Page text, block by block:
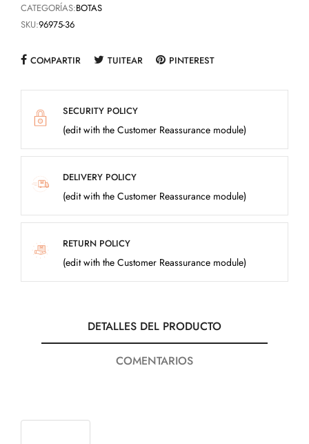
CATEGORÍAS:BOTAS
SKU:96975-36
COMPARTIR TUITEAR PINTEREST
SECURITY POLICY
(edit with the Customer Reassurance module)
DELIVERY POLICY
(edit with the Customer Reassurance module)
RETURN POLICY
(edit with the Customer Reassurance module)
DETALLES DEL PRODUCTO
COMENTARIOS